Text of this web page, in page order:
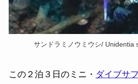
サンドラミノウミウシ/ Unidentia
この２泊３日のミニ・ ダイブサ